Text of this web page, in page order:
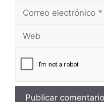
electrónico